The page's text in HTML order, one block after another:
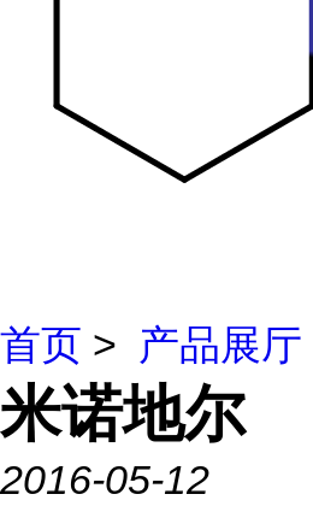
首页 > 产品展厅
米诺地尔
2016-05-12